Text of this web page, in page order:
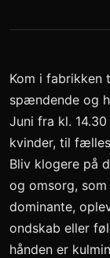
Kom i
spændende og
Juni fra kl.
kvinder, til
Bliv klogere på
og omsorg,
dominante,
ondskab eller
hånden er